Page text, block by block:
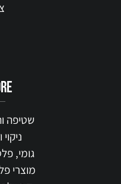
שטיפה
גומי,
מוצרי